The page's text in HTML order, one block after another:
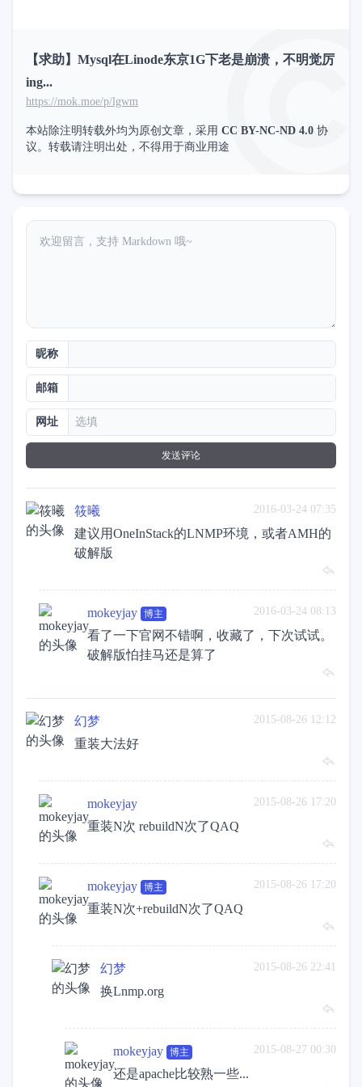
【求助】Mysql在Linode东京1G下老是崩溃，不明觉厉
ing...
https://mok.moe/p/lgwm
本站除注明转载外均为原创文章，采用 CC BY-NC-ND 4.0 协
议。转载请注明出处，不得用于商业用途
昵称
邮箱
网址
发送评论
2016-03-24 07:35
筱曦
建议用OneInStack的LNMP环境，或者AMH的
破解版
2016-03-24 08:13
mokeyjay 博主
看了一下官网不错啊，收藏了，下次试试。
破解版怕挂马还是算了
2015-08-26 12:12
幻梦
重装大法好
2015-08-26 17:20
mokeyjay
重装N次 rebuildN次了QAQ
2015-08-26 17:20
mokeyjay 博主
重装N次+rebuildN次了QAQ
2015-08-26 22:41
幻梦
换Lnmp.org
2015-08-27 00:30
mokeyjay 博主
还是apache比较熟一些...